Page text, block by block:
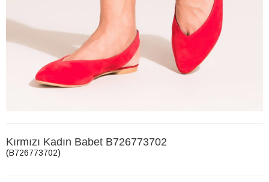
Kırmızı Kadın Babet B726773702
(B726773702)